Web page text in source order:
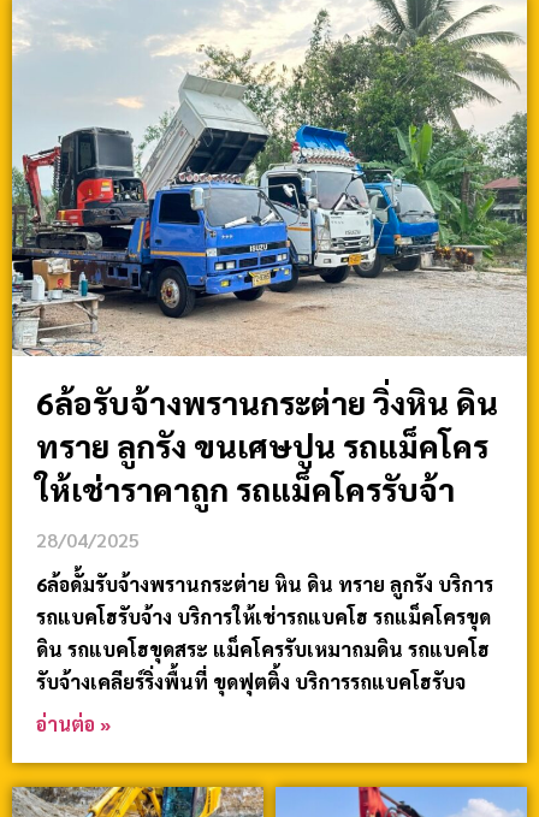
6ล้อรับจ้างพรานกระต่าย วิ่งหิน ดิน
ทราย ลูกรัง ขนเศษปูน รถแม็คโคร
ให้เช่าราคาถูก รถแม็คโครรับจ้า
28/04/2025
6ล้อดั้มรับจ้างพรานกระต่าย หิน ดิน ทราย ลูกรัง บริการ
รถแบคโฮรับจ้าง บริการให้เช่ารถแบคโฮ รถแม็คโครขุด
ดิน รถแบคโฮขุดสระ แม็คโครรับเหมาถมดิน รถแบคโฮ
รับจ้างเคลียร์ริ่งพื้นที่ ขุดฟุตติ้ง บริการรถแบคโฮรับจ
อ่านต่อ »